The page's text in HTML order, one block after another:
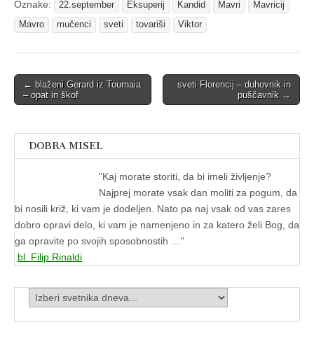
Oznake: 22.september Eksuperij Kandid Mavri
Mavricij
Mavro
mučenci sveti tovariši Viktor
Post
navigation
← blaženi Gerard iz Tournaia
– opat in škof
sveti Florencij – duhovnik in
puščavnik →
DOBRA MISEL
"Kaj morate storiti, da bi imeli življenje?
Najprej morate vsak dan moliti za pogum, da
bi nosili križ, ki vam je dodeljen. Nato pa naj vsak od vas zares
dobro opravi delo, ki vam je namenjeno in za katero želi Bog, da
ga opravite po svojih sposobnostih …"
bl. Filip Rinaldi